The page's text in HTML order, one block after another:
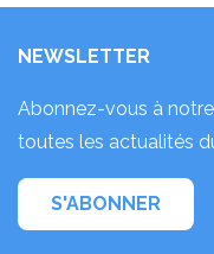
NEWSLETTER
Abonnez-vous à
toutes les actualités
S'ABONNER